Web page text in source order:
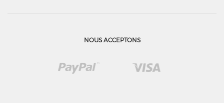
NOUS ACCEPTONS